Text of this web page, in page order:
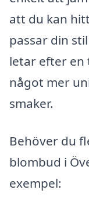
att du kan
passar din
letar efter
något mer
smaker.
Behöver du
blombud i
exempel: